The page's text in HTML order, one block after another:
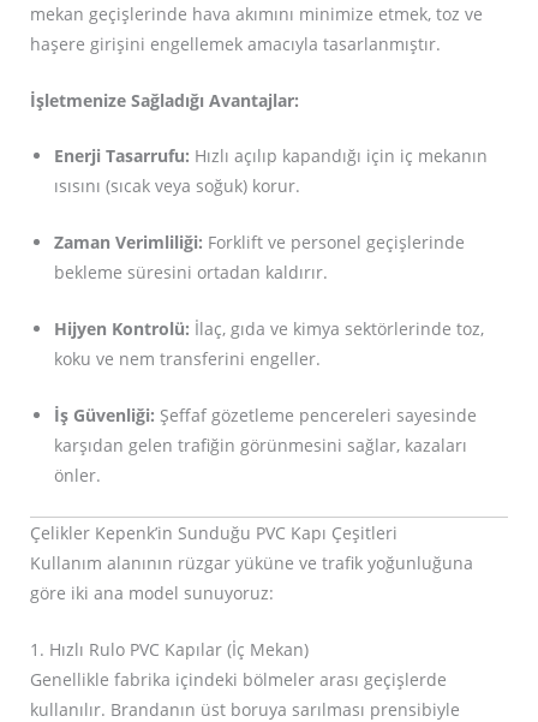
mekan geçişlerinde hava akımını minimize etmek, toz ve
haşere girişini engellemek amacıyla tasarlanmıştır.
İşletmenize Sağladığı Avantajlar:
Enerji Tasarrufu: Hızlı açılıp kapandığı için iç mekanın
ısısını (sıcak veya soğuk) korur.
Zaman Verimliliği: Forklift ve personel geçişlerinde
bekleme süresini ortadan kaldırır.
Hijyen Kontrolü: İlaç, gıda ve kimya sektörlerinde toz,
koku ve nem transferini engeller.
İş Güvenliği: Şeffaf gözetleme pencereleri sayesinde
karşıdan gelen trafiğin görünmesini sağlar, kazaları
önler.
Çelikler Kepenk’in Sunduğu PVC Kapı Çeşitleri
Kullanım alanının rüzgar yüküne ve trafik yoğunluğuna
göre iki ana model sunuyoruz:
1. Hızlı Rulo PVC Kapılar (İç Mekan)
Genellikle fabrika içindeki bölmeler arası geçişlerde
kullanılır. Brandanın üst boruya sarılması prensibiyle